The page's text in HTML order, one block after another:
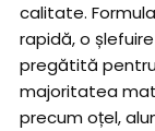
calitate.
rapidă, o
pregătită
majoritatea
precum oțel,